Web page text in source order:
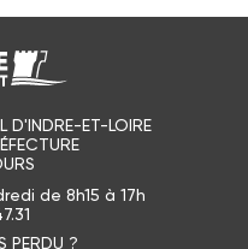
D'INDRE-ET-LOIRE
de 8h15 à 17h
PERDU ?